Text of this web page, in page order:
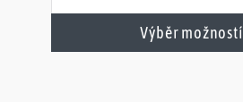
Výběr možností